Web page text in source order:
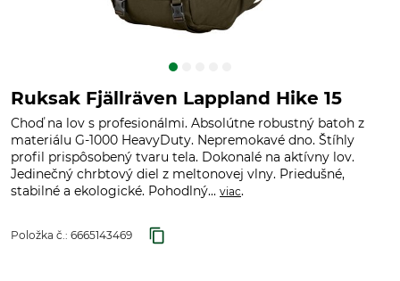
Ruksak Fjällräven Lappland Hike 15
Choď na lov s profesionálmi. Absolútne robustný batoh z
materiálu G-1000 HeavyDuty. Nepremokavé dno. Štíhly
profil prispôsobený tvaru tela. Dokonalé na aktívny lov.
Jedinečný chrbtový diel z meltonovej vlny. Priedušné,
stabilné a ekologické. Pohodlný... viac.
Položka č.: 6665143469